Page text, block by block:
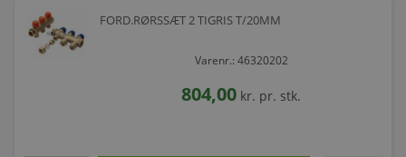
FORD.RØRSSÆT 2 TIGRIS T/20MM
Varenr.: 46320202
804,00 kr. pr. stk.